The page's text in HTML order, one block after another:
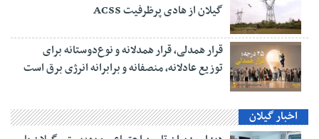
گیلان از هادی پرظرفیت ACSS
قرار همدلی، قرار همدلانه و نوع‌دوستانه برای
توزیع عادلانه، منصفانه و برابرانه انرژی برق است
اخبار گیلان